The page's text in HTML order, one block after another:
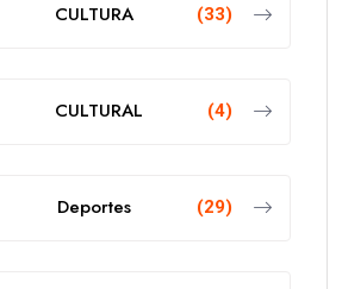
CULTURA (33)
CULTURAL (4)
Deportes (29)